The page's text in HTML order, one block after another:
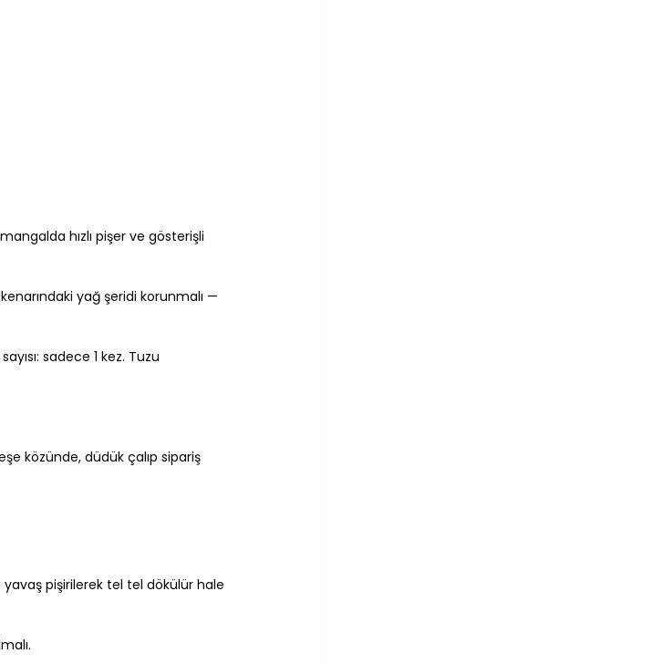
hızlı pişer ve gösterişli
yağ şeridi korunmalı —
sadece 1 kez. Tuzu
közünde, düdük çalıp sipariş
pişirilerek tel tel dökülür hale